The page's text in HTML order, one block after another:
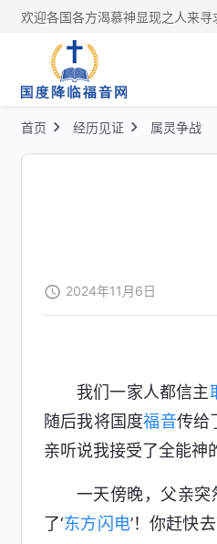
欢迎各国各方渴慕神显现之人来寻
首页 经历见证 属灵争战
2024年11月6日
我们一家人都信主
随后我将国度福音传给
亲听说我接受了全能神
一天傍晚，父亲突
了‘东方闪电’！你赶快